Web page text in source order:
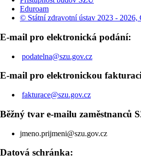
Eduroam
© Státní zdravotní ústav 2023 -
E-mail pro elektronická podání:
podatelna@szu.gov.cz
E-mail pro elektronickou
fakturace@szu.gov.cz
Běžný tvar e-mailu zaměstnanců
jmeno.prijmeni@szu.gov.cz
Datová schránka: